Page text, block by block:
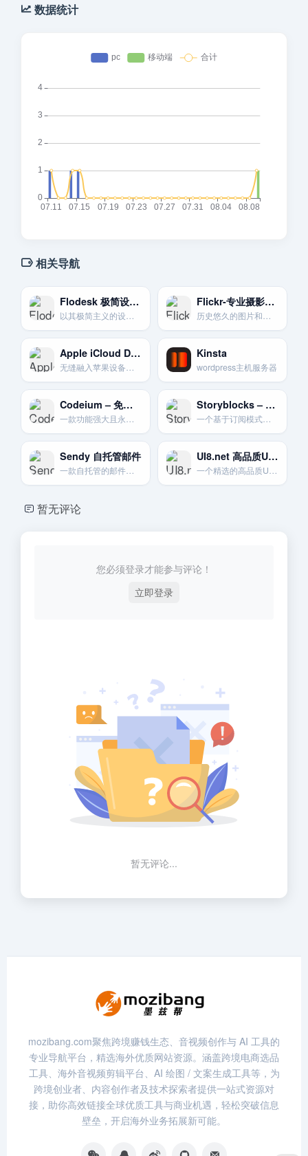
数据统计
相关导航
Flodesk 极简设计美学
以其极简主义的设计美学和创新的定价模式而备受创意人士青睐。
Flickr-专业摄影师社区
历史悠久的图片和视频托管网站。是摄影爱好者分享作品和交流的社区。
Apple iCloud Drive-苹果生态基石
无缝融入苹果设备生态系统。为iPhone。iPad和Mac用户提供数据同步与备份。
Kinsta
wordpress主机服务器
Codeium – 免费的Copilot替代品
一款功能强大且永久免费的AI代码补全和搜索工具，支持70多种语言。
Storyblocks – 无限下载素材订阅
一个基于订阅模式的素材平台。支付年费后可无限次下载其库中的视频、音频和图片素材。
Sendy 自托管邮件
一款自托管的邮件营销应用程序，通过亚马逊SES发送邮件，成本极低。
UI8.net 高品质UI资源
一个精选的高品质UI设计资源市集。销售UI Kit。模板和图标等。
暂无评论
您必须登录才能参与评论！
立即登录
暂无评论...
mozibang.com聚焦跨境赚钱生态、音视频创作与 AI 工具的
专业导航平台，精选海外优质网站资源。涵盖跨境电商选品
工具、海外音视频剪辑平台、AI 绘图 / 文案生成工具等，为
跨境创业者、内容创作者及技术探索者提供一站式资源对
接，助你高效链接全球优质工具与商业机遇，轻松突破信息
壁垒，开启海外业务拓展新可能。